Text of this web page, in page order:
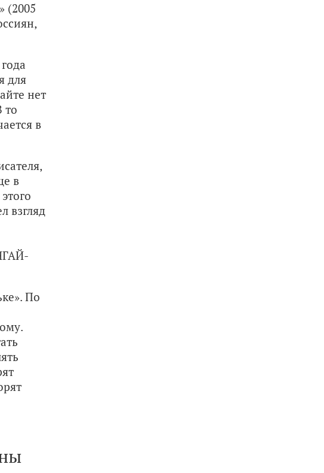
(2005
для
нет
то
в
в
взгляд
По